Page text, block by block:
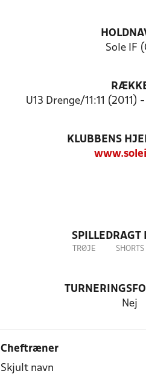
Sole IF
U13 Drenge/11:11 (2011)
KLUBBENS
SPILLEDRAGT
TRØJE SHORTS
Nej
Cheftræner
Skjult navn